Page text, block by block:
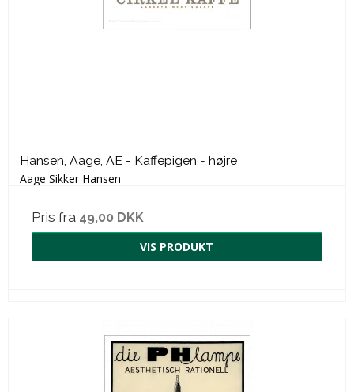
Hansen, Aage, AE - Kaffepigen - højre
Aage Sikker Hansen
Pris fra 49,00 DKK
VIS PRODUKT